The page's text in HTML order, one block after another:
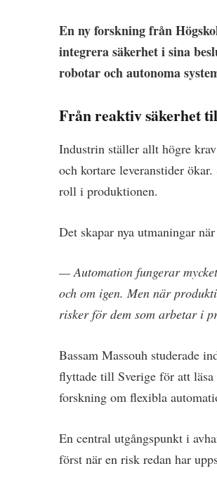
En ny forskning från
integrera säkerhet i sina
robotar och autonoma
Från reaktiv säkerhet
Industrin ställer allt högre
och kortare leveranstider
roll i produktionen.
Det skapar nya utmaningar
— Automation fungerar
och om igen. Men när
risker för dem som arbetar i
Bassam Massouh studerade
flyttade till Sverige för att
forskning om flexibla
En central utgångspunkt i
först när en risk redan har